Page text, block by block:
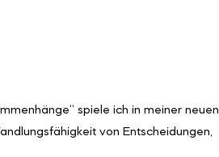
spiele ich in meiner neuen
von Entscheidungen,